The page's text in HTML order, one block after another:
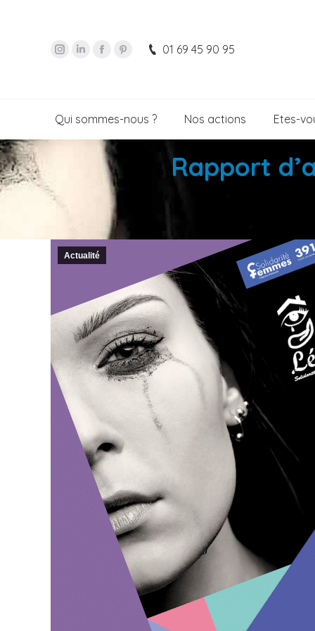
01 69 45 90 95
Qui sommes-nous ? Nos actions Etes-
Rapport
Actualité